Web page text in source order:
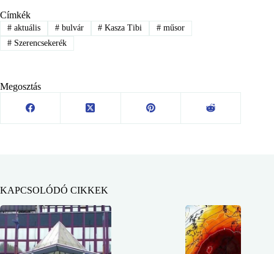
Címkék
#aktuális #bulvár # Kasza Tibi # műsor
#Szerencsekerék
Megosztás
KAPCSOLÓDÓ CIKKEK